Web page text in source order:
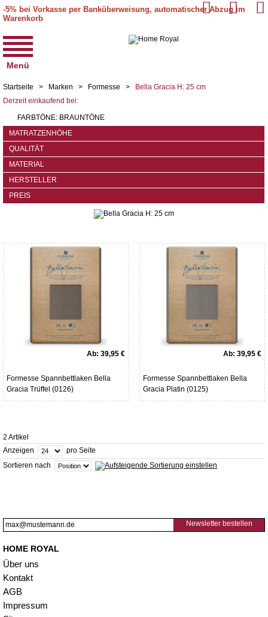
-5% bei Vorkasse per Banküberweisung, automatischer Abzug im
Warenkorb
Menü
Startseite > Marken > Formesse >
Bella Gracia H: 25 cm
Derzeit einkaufend bei:
FARBTÖNE: BRAUNTÖNE
MATRATZENHÖHE
QUALITÄT
MATERIAL
HERSTELLER
PREIS
Ab: 39,95 €
Formesse Spannbettlaken Bella
Gracia Trüffel (0126)
Ab: 39,95 €
Formesse Spannbettlaken Bella
Gracia Platin (0125)
2 Artikel
Anzeigen
pro Seite
Sortieren nach
Newsletter bestellen
HOME ROYAL
Über uns
Kontakt
AGB
Impressum